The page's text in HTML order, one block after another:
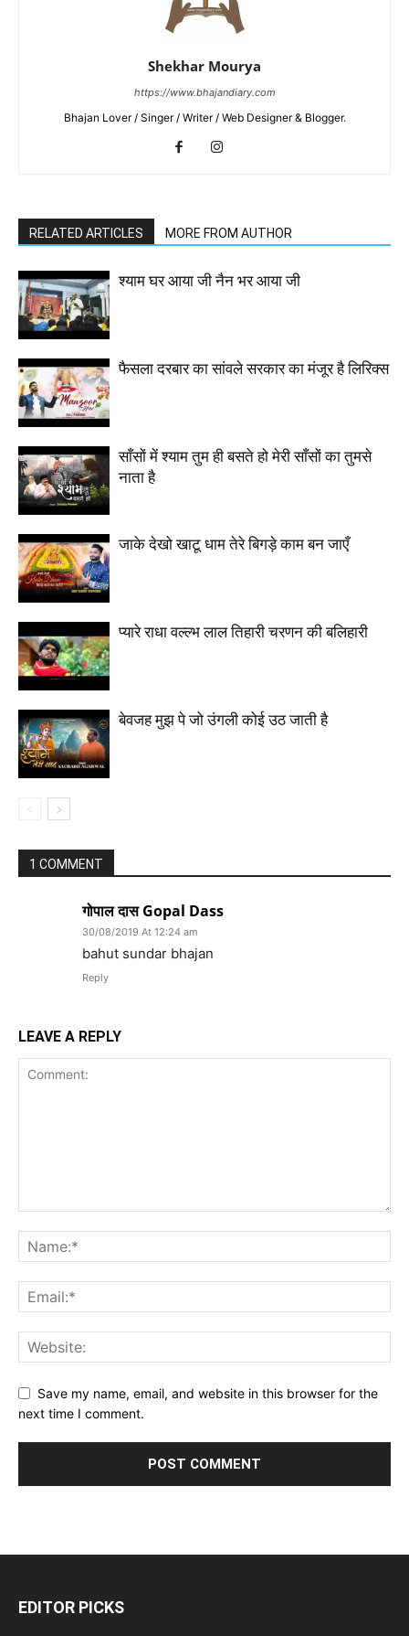
Shekhar Mourya
https://www.bhajandiary.com
Bhajan Lover / Singer / Writer / Web Designer & Blogger.
RELATED ARTICLES MORE FROM AUTHOR
श्याम घर आया जी नैन भर आया जी
फैसला दरबार का सांवले सरकार का मंजूर है लिरिक्स
साँसों में श्याम तुम ही बसते हो मेरी साँसों का तुमसे
नाता है
जाके देखो खाटू धाम तेरे बिगड़े काम बन जाएँ
प्यारे राधा वल्ल्भ लाल तिहारी चरणन की बलिहारी
बेवजह मुझ पे जो उंगली कोई उठ जाती है
1 COMMENT
गोपाल दास Gopal Dass
30/08/2019 At 12:24 am
bahut sundar bhajan
Reply
LEAVE A REPLY
Save my name, email, and website in this browser for the
next time I comment.
EDITOR PICKS